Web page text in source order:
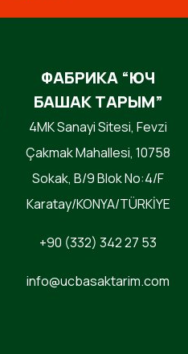
ФАБРИКА “ЮЧ
БАШАК ТАРЫМ”
4MK Sanayi Sitesi, Fevzi
Çakmak Mahallesi, 10758
Sokak, B/9 Blok No:4/F
Karatay/KONYA/TÜRKİYE
+90 (332) 342 27 53
info@ucbasaktarim.com